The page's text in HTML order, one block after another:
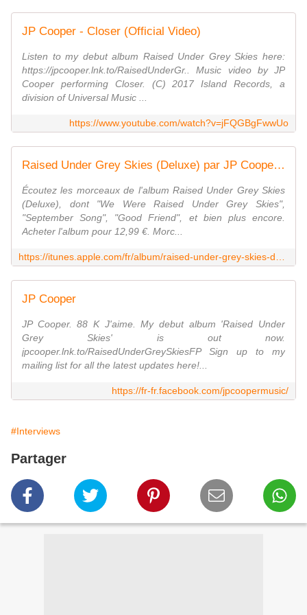
JP Cooper - Closer (Official Video)
Listen to my debut album Raised Under Grey Skies here:
https://jpcooper.lnk.to/RaisedUnderGr.. Music video by JP
Cooper performing Closer. (C) 2017 Island Records, a
division of Universal Music ...
https://www.youtube.com/watch?v=jFQGBgFwwUo
Raised Under Grey Skies (Deluxe) par JP Cooper sur Apple Music
Écoutez les morceaux de l'album Raised Under Grey Skies
(Deluxe), dont "We Were Raised Under Grey Skies",
"September Song", "Good Friend", et bien plus encore.
Acheter l'album pour 12,99 €. Morc...
https://itunes.apple.com/fr/album/raised-under-grey-skies-deluxe/1237747850
JP Cooper
JP Cooper. 88 K J'aime. My debut album 'Raised Under
Grey Skies' is out now.
jpcooper.lnk.to/RaisedUnderGreySkiesFP Sign up to my
mailing list for all the latest updates here!...
https://fr-fr.facebook.com/jpcoopermusic/
#Interviews
Partager